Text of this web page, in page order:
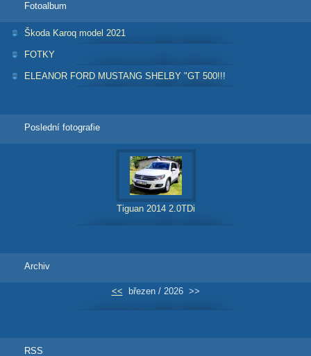
Fotoalbum
Škoda Karoq model 2021
FOTKY
ELEANOR FORD MUSTANG SHELBY "GT 500!!!
Poslední fotografie
Tiguan 2014 2.0TDi
Archiv
<< březen / 2026 >>
RSS